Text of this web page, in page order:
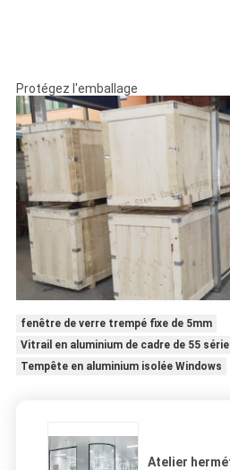
Protégez l'emballage
fenêtre de verre trempé fixe de 5mm
Vitrail en aluminium de cadre de 55
Tempête en aluminium isolée Windows
Atelier